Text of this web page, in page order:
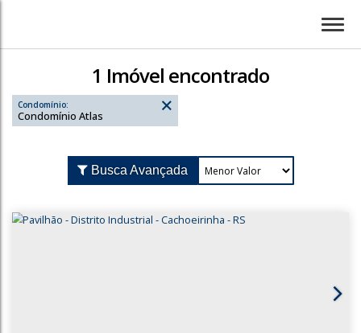
1 Imóvel encontrado
Condomínio:
Condomínio Atlas
Busca Avançada